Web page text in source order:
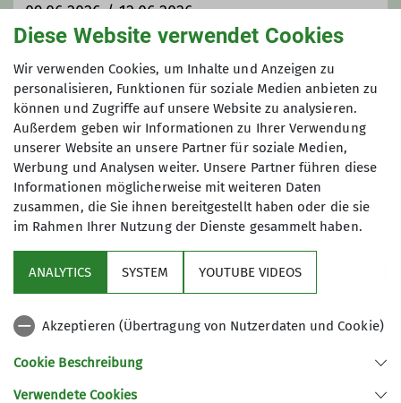
09.06.2026 / 12.06.2026
Maximale Teilnehmeranzahl
15
Service
Gruppen
Diese Website verwendet Cookies
Wir verwenden Cookies, um Inhalte und Anzeigen zu
personalisieren, Funktionen für soziale Medien anbieten zu
können und Zugriffe auf unsere Website zu analysieren.
Außerdem geben wir Informationen zu Ihrer Verwendung
unserer Website an unsere Partner für soziale Medien,
Werbung und Analysen weiter. Unsere Partner führen diese
Informationen möglicherweise mit weiteren Daten
zusammen, die Sie ihnen bereitgestellt haben oder die sie
im Rahmen Ihrer Nutzung der Dienste gesammelt haben.
ANALYTICS SYSTEM YOUTUBE VIDEOS
Akzeptieren (Übertragung von Nutzerdaten und Cookie)
Cookie Beschreibung
Verwendete Cookies